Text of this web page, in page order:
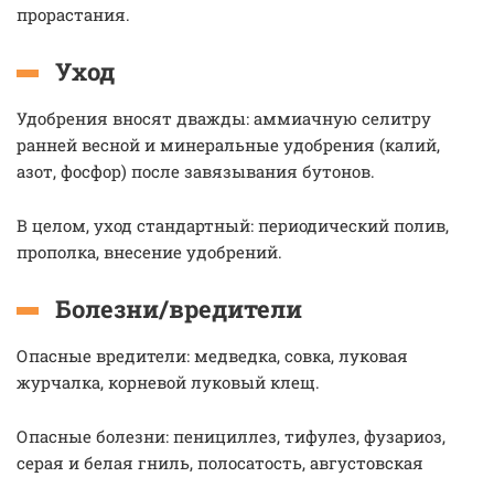
прорастания.
Уход
Удобрения вносят дважды: аммиачную селитру
ранней весной и минеральные удобрения (калий,
азот, фосфор) после завязывания бутонов.
В целом, уход стандартный: периодический полив,
прополка, внесение удобрений.
Болезни/вредители
Опасные вредители: медведка, совка, луковая
журчалка, корневой луковый клещ.
Опасные болезни: пенициллез, тифулез, фузариоз,
серая и белая гниль, полосатость, августовская